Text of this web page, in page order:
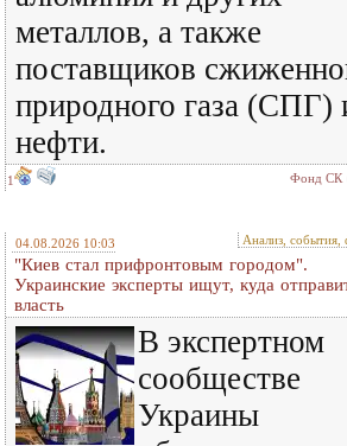
металлов, а также
поставщиков
природного газа (СПГ)
нефти.
1 Фонд СК
04.08.2026 10:03 Анализ, события,
"Киев стал прифронтовым городом".
Украинские эксперты ищут, куда
власть
В экспертном
сообществе
Украины